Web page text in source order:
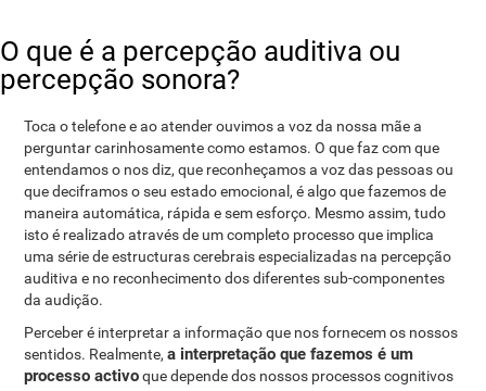
O que é a percepção auditiva ou
percepção sonora?
Toca o telefone e ao atender ouvimos a voz da nossa mãe a
perguntar carinhosamente como estamos. O que faz com que
entendamos o nos diz, que reconheçamos a voz das pessoas ou
que deciframos o seu estado emocional, é algo que fazemos de
maneira automática, rápida e sem esforço. Mesmo assim, tudo
isto é realizado através de um completo processo que implica
uma série de estructuras cerebrais especializadas na percepção
auditiva e no reconhecimento dos diferentes sub-componentes
da audição.
Perceber é interpretar a informação que nos fornecem os nossos
sentidos. Realmente,a interpretação que fazemos é um
processo activoque depende dos nossos processos cognitivos